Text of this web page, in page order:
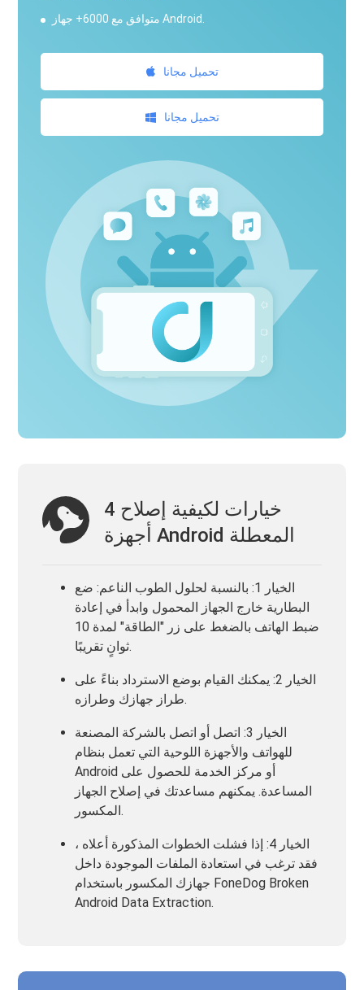
متوافق مع 6000+ جهاز Android.
تحميل مجانا
تحميل مجانا
4 خيارات لكيفية إصلاح
أجهزة Android المعطلة
الخيار 1: بالنسبة لحلول الطوب الناعم: ضع
البطارية خارج الجهاز المحمول وابدأ في إعادة
ضبط الهاتف بالضغط على زر "الطاقة" لمدة 10
ثوانٍ تقريبًا.
الخيار 2: يمكنك القيام بوضع الاسترداد بناءً على
طراز جهازك وطرازه.
الخيار 3: اتصل أو اتصل بالشركة المصنعة
للهواتف والأجهزة اللوحية التي تعمل بنظام
Android أو مركز الخدمة للحصول على
المساعدة. يمكنهم مساعدتك في إصلاح الجهاز
المكسور.
الخيار 4: إذا فشلت الخطوات المذكورة أعلاه ،
فقد ترغب في استعادة الملفات الموجودة داخل
جهازك المكسور باستخدام FoneDog Broken
Android Data Extraction.